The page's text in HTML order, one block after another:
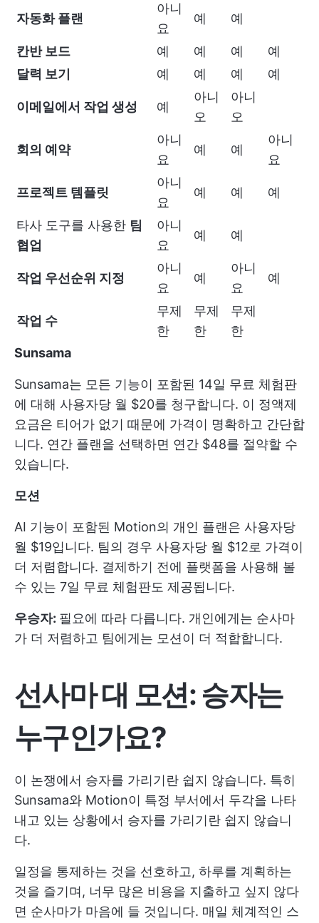
자동화 플랜
아니
요
예 예
칸반 보드 예 예 예
예
달력 보기
예 예 예 예
이메일에서 작업 생성 예
아니
오
아니
오
회의 예약
아니
요
예 예
아니
요
프로젝트 템플릿
아니
요
예 예 예
타사 도구를 사용한 팀
협업
아니
요
예 예
작업 우선순위 지정
아니
요
예
아니
요
예
작업 수
무제
한
무제
한
무제
한
Sunsama
Sunsama는 모든 기능이 포함된 14일 무료 체험판
에 대해 사용자당 월 $20를 청구합니다. 이 정액제
요금은 티어가 없기 때문에 가격이 명확하고 간단합
니다. 연간 플랜을 선택하면 연간 $48를 절약할 수
있습니다.
모션
AI 기능이 포함된 Motion의 개인 플랜은 사용자당
월 $19입니다. 팀의 경우 사용자당 월 $12로 가격이
더 저렴합니다. 결제하기 전에 플랫폼을 사용해 볼
수 있는 7일 무료 체험판도 제공됩니다.
우승자: 필요에 따라 다릅니다. 개인에게는 순사마
가 더 저렴하고 팀에게는 모션이 더 적합합니다.
선사마 대 모션: 승자는
누구인가요?
이 논쟁에서 승자를 가리기란 쉽지 않습니다. 특히
Sunsama와 Motion이 특정 부서에서 두각을 나타
내고 있는 상황에서 승자를 가리기란 쉽지 않습니
다.
일정을 통제하는 것을 선호하고, 하루를 계획하는
것을 즐기며, 너무 많은 비용을 지출하고 싶지 않다
면 순사마가 마음에 들 것입니다. 매일 체계적인 스